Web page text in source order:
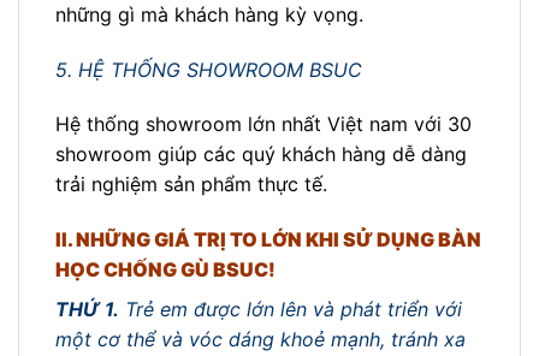
những gì mà khách hàng kỳ vọng.
5. HỆ THỐNG SHOWROOM BSUC
Hệ thống showroom lớn nhất Việt nam với 30
showroom giúp các quý khách hàng dễ dàng
trải nghiệm sản phẩm thực tế.
II. NHỮNG GIÁ TRỊ TO LỚN KHI SỬ DỤNG BÀN
HỌC CHỐNG GÙ BSUC!
THỨ 1. Trẻ em được lớn lên và phát triển với
một cơ thể và vóc dáng khoẻ mạnh, tránh xa